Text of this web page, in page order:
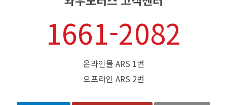
1661-2082
온라인몰 ARS 1번
오프라인 ARS 2번